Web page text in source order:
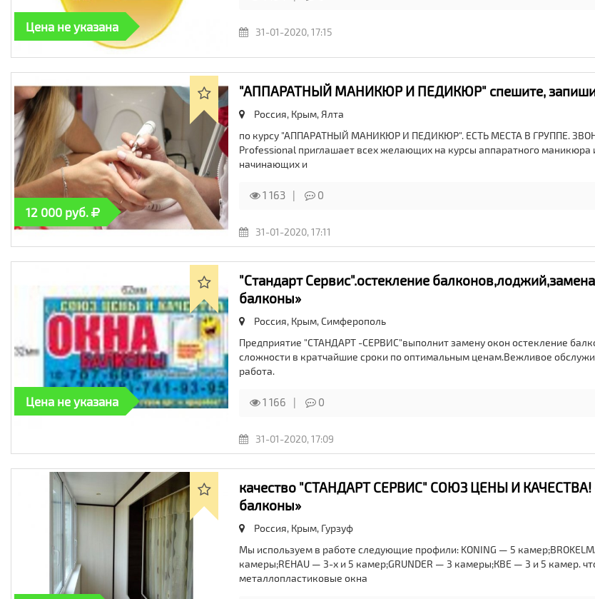
Цена не указана 31-01-2020, 17:15
12 000 руб.
"АППАРАТНЫЙ МАНИКЮР И ПЕДИКЮР" спешите,
Россия, Крым, Ялта
по курсу "АППАРАТНЫЙ МАНИКЮР И ПЕДИКЮР". ЕСТЬ МЕСТА В ГРУППЕ.
Professional приглашает всех желающих на курсы аппаратного маникюра
начинающих и
1 163 0
31-01-2020, 17:11
Цена не указана
"Стандарт Сервис".остекление
балконы»
Россия, Крым,Симферополь
Предприятие "СТАНДАРТ -СЕРВИС"выполнит замену окон остекление
сложности в кратчайшие сроки по оптимальным ценам.Вежливое
работа.
1 166 0
31-01-2020, 17:09
качество "СТАНДАРТ СЕРВИС" СОЮЗ ЦЕНЫ И КАЧЕСТВА!
балконы»
Россия, Крым, Гурзуф
Мы используем в работе следующие профили: KONING — 5
камеры;REHAU — 3-х и 5 камер;GRUNDER — 3 камеры;КВЕ — 3 и 5 камер.
металлопластиковые окна